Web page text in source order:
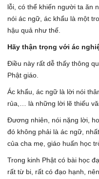
lỗi, có thể khiến người ta ăn
nói ác ngữ, ác khẩu là một
hậu quả như thế.
Hãy thận trọng với ác
Điều này rất dễ thấy thông
Phật giáo.
Ác khẩu, ác ngữ là lời nói
rủa,… là những lời lẽ thiếu
Đương nhiên, nói nặng lời,
đó không phải là ác ngữ,
của cha mẹ, giáo huấn học
Trong kinh Phật có bài học
rất từ bi, rất có đạo hạnh,